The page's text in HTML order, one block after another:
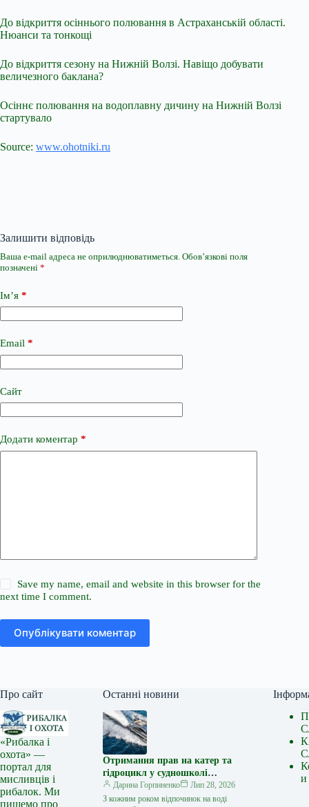
До відкриття осіннього полювання в Астраханській області.
Нюанси та тонкощі
До відкриття сезону на Нижній Волзі. Навіщо добувати
величезного баклана?
Осіннє полювання на водоплавну дичину на Нижній Волзі
стартувало
Source: www.ohotniki.ru
Залишити відповідь
Ваша e-mail адреса не оприлюднюватиметься. Обов’язкові поля
позначені *
Ім’я *
Email *
Сайт
Додати коментар *
Save my name, email and website in this browser for the
next time I comment.
Опублікувати коментар
Про сайт
«Рибалка і
охота» —
портал для
мисливців і
рибалок. Ми
пишемо про
Останні новини
Отримання прав на катер та
гідроцикл у судношколі
«Либідь-А»: від теорії до
іспиту
Дарина Горпиненко
Лип 28, 2026
З кожним роком відпочинок на воді
и